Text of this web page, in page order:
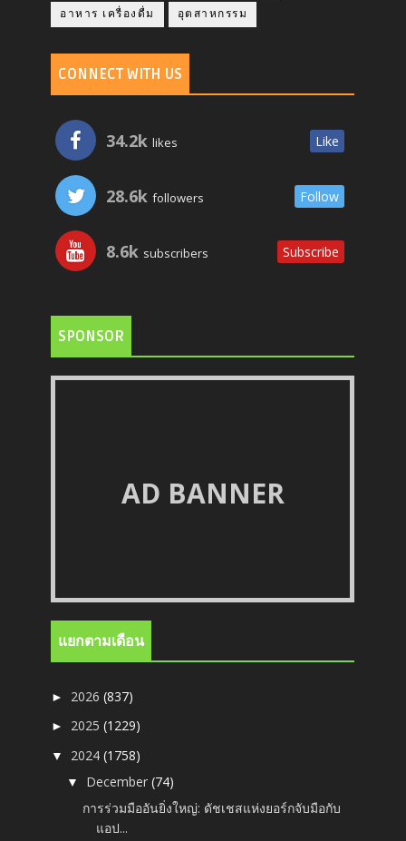
อาหาร เครื่องดื่ม อุตสาหกรรม
CONNECT WITH US
34.2k likes Like
28.6k followers Follow
8.6k subscribers Subscribe
SPONSOR
AD BANNER
แยกตามเดือน
► 2026(837)
► 2025(1229)
▼ 2024(1758)
▼ December(74)
การร่วมมืออันยิ่งใหญ่: ดัชเชสแห่งยอร์กจับมือกับ
แอป...